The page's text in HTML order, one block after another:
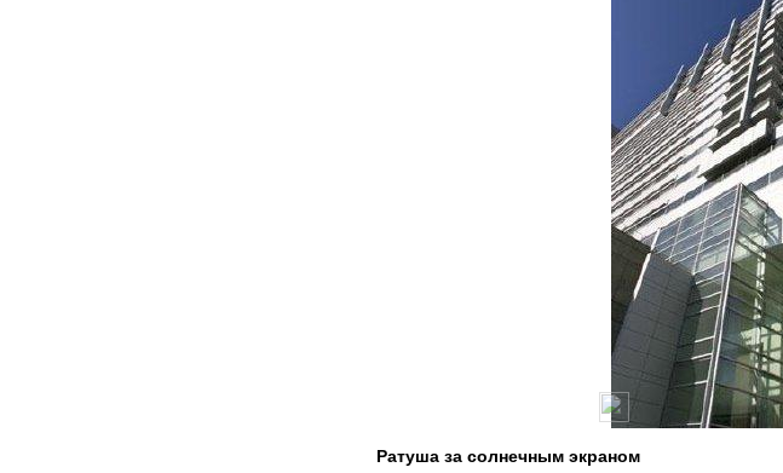
Ратуша за солнечным экраном